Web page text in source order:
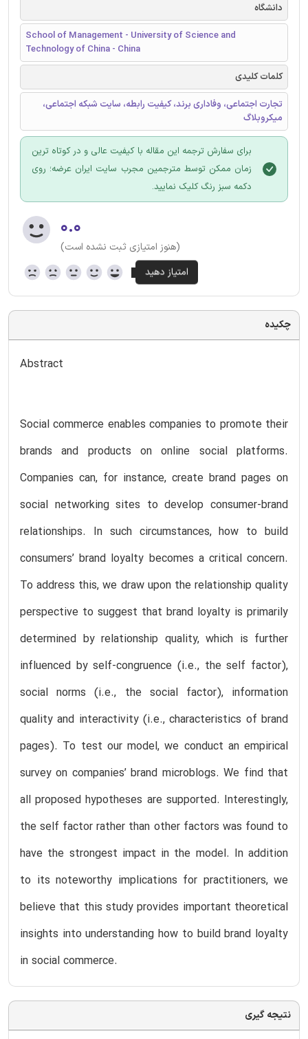
دانشگاه
School of Management - University of Science and
Technology of China - China
کلمات کلیدی
تجارت اجتماعی، وفاداری برند، کیفیت رابطه، سایت شبکه اجتماعی،
میکروبلاگ
برای سفارش ترجمه این مقاله با کیفیت عالی و در کوتاه ترین
زمان ممکن توسط مترجمین مجرب سایت ایران عرضه؛ روی
دکمه سبز رنگ کلیک نمایید.
۰.۰
(هنوز امتیازی ثبت نشده است)
چکیده
Abstract
Social commerce enables companies to promote their
brands and products on online social platforms.
Companies can, for instance, create brand pages on
social networking sites to develop consumer-brand
relationships. In such circumstances, how to build
consumers’ brand loyalty becomes a critical concern.
To address this, we draw upon the relationship quality
perspective to suggest that brand loyalty is primarily
determined by relationship quality, which is further
influenced by self-congruence (i.e., the self factor),
social norms (i.e., the social factor), information
quality and interactivity (i.e., characteristics of brand
pages). To test our model, we conduct an empirical
survey on companies’ brand microblogs. We find that
all proposed hypotheses are supported. Interestingly,
the self factor rather than other factors was found to
have the strongest impact in the model. In addition
to its noteworthy implications for practitioners, we
believe that this study provides important theoretical
insights into understanding how to build brand loyalty
in social commerce.
نتیجه گیری